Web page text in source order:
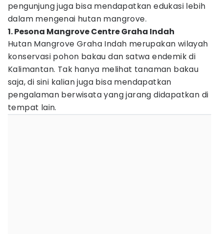
pengunjung juga bisa mendapatkan edukasi lebih
dalam mengenai hutan mangrove.
1. Pesona Mangrove Centre Graha Indah
Hutan Mangrove Graha Indah merupakan wilayah
konservasi pohon bakau dan satwa endemik di
Kalimantan. Tak hanya melihat tanaman bakau
saja, di sini kalian juga bisa mendapatkan
pengalaman berwisata yang jarang didapatkan di
tempat lain.